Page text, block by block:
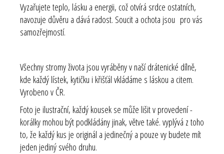
Vyzařujete teplo, lásku a energii, což otvírá srdce ostatních,
navozuje důvěru a dává radost. Soucit a ochota jsou pro vás
samozřejmostí.
Všechny stromy života jsou vyráběny v naší drátenické dílně,
kde každý lístek, kytičku i křišťál vkládáme s láskou a citem.
Vyrobeno v ČR.
Foto je ilustrační, každý kousek se může lišit v provedení -
korálky mohou být podkládány jinak, větve také. vyplývá z toho
to, že každý kus je originál a jedinečný a pouze vy budete mít
jeden jediný svého druhu.